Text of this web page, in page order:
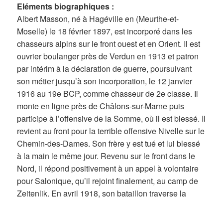
Eléments biographiques :
Albert Masson, né à Hagéville en (Meurthe-et-
Moselle) le 18 février 1897, est incorporé dans les
chasseurs alpins sur le front ouest et en Orient. Il est
ouvrier boulanger près de Verdun en 1913 et patron
par intérim à la déclaration de guerre, poursuivant
son métier jusqu’à son incorporation, le 12 janvier
1916 au 19e BCP, comme chasseur de 2e classe. Il
monte en ligne près de Châlons-sur-Marne puis
participe à l’offensive de la Somme, où il est blessé. Il
revient au front pour la terrible offensive Nivelle sur le
Chemin-des-Dames. Son frère y est tué et lui blessé
à la main le même jour. Revenu sur le front dans le
Nord, il répond positivement à un appel à volontaire
pour Salonique, qu’il rejoint finalement, au camp de
Zeitenlik. En avril 1918, son bataillon traverse la